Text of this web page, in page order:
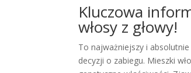
Kluczowa
włosy z głowy!
To najważniejszy i
decyzji o zabiegu. Mieszki